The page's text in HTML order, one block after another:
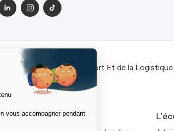
Supérieur du Transport Et de la
Nos filières